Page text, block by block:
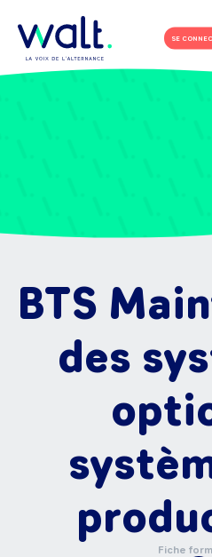
SE
BTS
des
Fiche